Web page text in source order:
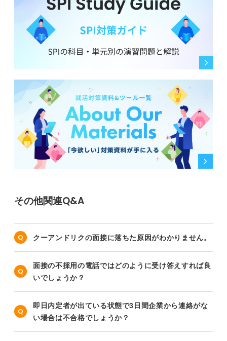
その他関連Q&A
クーアンドリクの面接に落ちた原因がわかりません。
面接の不採用の電話ではどのように受け答えすれば良
いでしょうか？
即日内定者が出ている状態で3日間企業から連絡がな
い場合は不合格でしょうか？